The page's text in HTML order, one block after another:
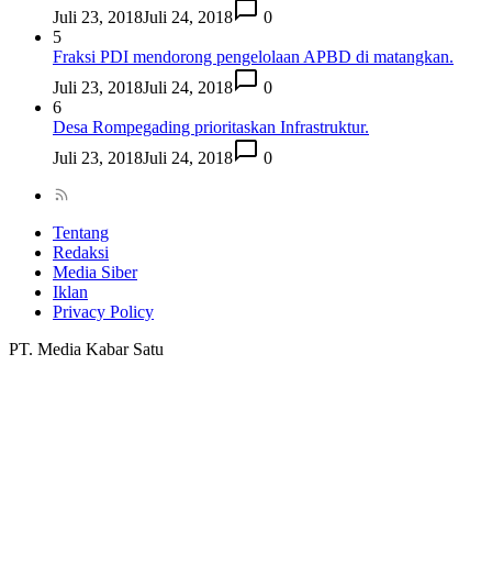
Juli 23, 2018Juli 24, 2018
0
5
Fraksi PDI mendorong pengelolaan APBD di matangkan.
Juli 23, 2018Juli 24, 2018
0
6
Desa Rompegading prioritaskan Infrastruktur.
Juli 23, 2018Juli 24, 2018 0
Tentang
Redaksi
Media Siber
Iklan
Privacy Policy
PT. Media Kabar Satu